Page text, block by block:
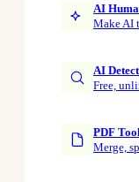
AI
Make AI
AI
Free,
PDF
Merge,